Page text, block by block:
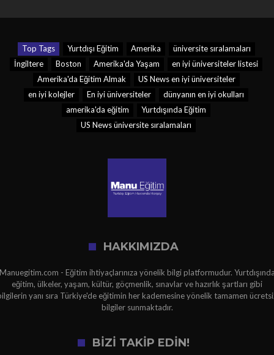
Top Tags Yurtdışı Eğitim Amerika
üniversite sıralamaları
İngiltere
Boston Amerika'da Yaşam
en iyi üniversiteler listesi
Amerika'da Eğitim Almak
US News en iyi üniversiteler
en iyi kolejler
En iyi üniversiteler
dünyanın en iyi okulları
amerika'da eğitim
Yurtdışında Eğitim
US News üniversite sıralamaları
HAKKIMIZDA
- Eğitim ihtiyaçlarınıza yönelik bilgi platformudur.
eğitim, ülkeler, yaşam, kültür, göçmenlik, sınavlar ve hazırlık şartları gibi
yanı sıra Türkiye'de eğitimin her kademesine yönelik tamamen
bilgiler sunmaktadır.
BİZİ TAKİP EDİN!